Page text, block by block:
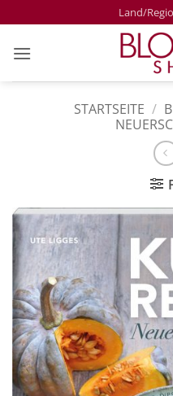
Inhalt
springen
Land/
STARTSEITE /